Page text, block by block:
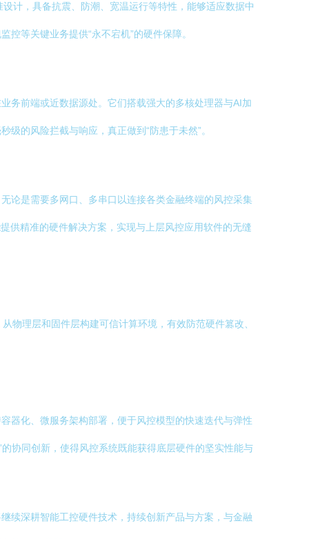
计，具备抗震、防潮、宽温运行等特性，能够适应数据中
等关键业务提供“永不宕机”的硬件保障。
务前端或近数据源处。它们搭载强大的多核处理器与AI加
的风险拦截与响应，真正做到“防患于未然”。
论是需要多网口、多串口以连接各类金融终端的风控采集
供精准的硬件解决方案，实现与上层风控应用软件的无缝
物理层和固件层构建可信计算环境，有效防范硬件篡改、
器化、微服务架构部署，便于风控模型的快速迭代与弹性
协同创新，使得风控系统既能获得底层硬件的坚实性能与
续深耕智能工控硬件技术，持续创新产品与方案，与金融